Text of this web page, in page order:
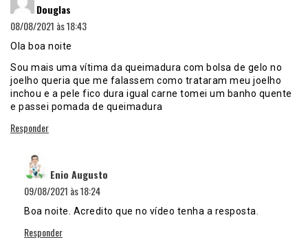
Douglas
08/08/2021 às 18:43
Ola boa noite
Sou mais uma vítima da queimadura com bolsa de gelo no
joelho queria que me falassem como trataram meu joelho
inchou e a pele fico dura igual carne tomei um banho quente
e passei pomada de queimadura
Responder
Enio Augusto
09/08/2021 às 18:24
Boa noite. Acredito que no vídeo tenha a resposta.
Responder